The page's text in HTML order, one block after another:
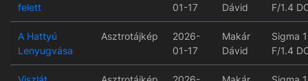
felett
01-17
Dávid
F/1.4
A Hattyú
Lenyugvása
Asztrotájkép
2026-
01-17
Makár
Dávid
Sigma
F/1.4